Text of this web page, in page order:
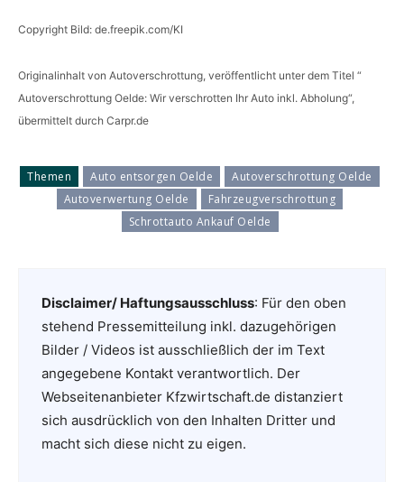
Copyright Bild: de.freepik.com/KI
Originalinhalt von Autoverschrottung, veröffentlicht unter dem Titel “
Autoverschrottung Oelde: Wir verschrotten Ihr Auto inkl. Abholung“,
übermittelt durch Carpr.de
Themen Auto entsorgen Oelde
Autoverschrottung Oelde
Autoverwertung Oelde
Fahrzeugverschrottung
Schrottauto Ankauf Oelde
Disclaimer/ Haftungsausschluss: Für den oben
stehend Pressemitteilung inkl. dazugehörigen
Bilder / Videos ist ausschließlich der im Text
angegebene Kontakt verantwortlich. Der
Webseitenanbieter Kfzwirtschaft.de distanziert
sich ausdrücklich von den Inhalten Dritter und
macht sich diese nicht zu eigen.